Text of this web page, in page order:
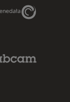
Genedata Link